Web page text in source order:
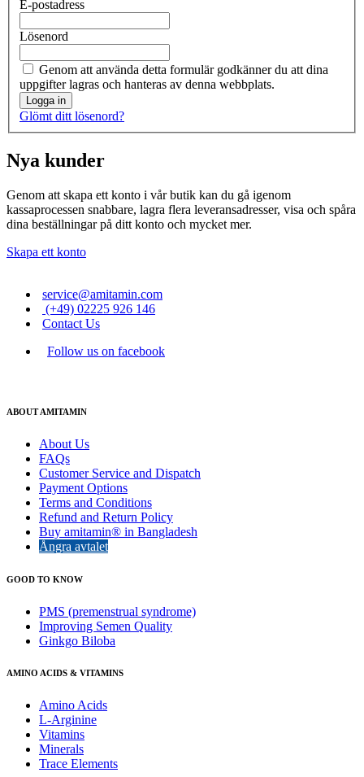
E-postadress
Lösenord
Genom att använda detta formulär godkänner du att dina
uppgifter lagras och hanteras av denna webbplats.
Logga in
Glömt ditt lösenord?
Nya kunder
Genom att skapa ett konto i vår butik kan du gå igenom
kassaprocessen snabbare, lagra flera leveransadresser, visa och spåra
dina beställningar på ditt konto och mycket mer.
Skapa ett konto
service@amitamin.com
(+49) 02225 926 146
Contact Us
Follow us on facebook
ABOUT AMITAMIN
About Us
FAQs
Customer Service and Dispatch
Payment Options
Terms and Conditions
Refund and Return Policy
Buy amitamin® in Bangladesh
Ångra avtalet
GOOD TO KNOW
PMS (premenstrual syndrome)
Improving Semen Quality
Ginkgo Biloba
AMINO ACIDS & VITAMINS
Amino Acids
L-Arginine
Vitamins
Minerals
Trace Elements